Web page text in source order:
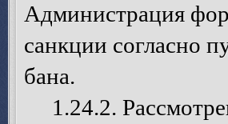
Администрация
санкции согласно
бана.
1.24.2.